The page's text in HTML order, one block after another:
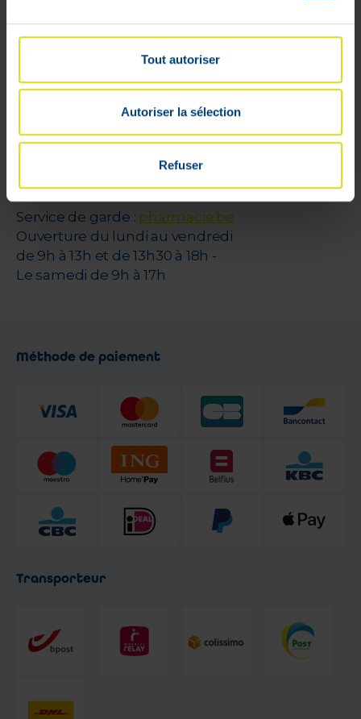
Tout autoriser
Autoriser la sélection
Refuser
Parrainage
Pharmacien Florence Dehalu
rue de Limbourg, 31 A
4800 Verviers (Belgique)
Service de garde : pharmacie.be
Ouverture du lundi au vendredi
de 9h à 13h et de 13h30 à 18h -
Le samedi de 9h à 17h
Méthode de paiement
Transporteur